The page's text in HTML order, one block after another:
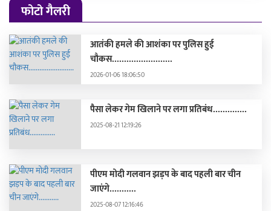
फोटो गैलरी
आतंकी हमले की आशंका पर पुलिस हुई
चौकस.........................
2026-01-06 18:06:50
पैसा लेकर गेम खिलाने पर लगा प्रतिबंध..............
2025-08-21 12:19:26
पीएम मोदी गलवान झड़प के बाद पहली बार चीन
जाएंगे...........
2025-08-07 12:16:46